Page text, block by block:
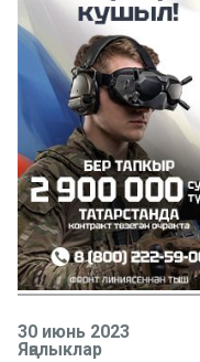
30 июнь 2023
Яңалыклар